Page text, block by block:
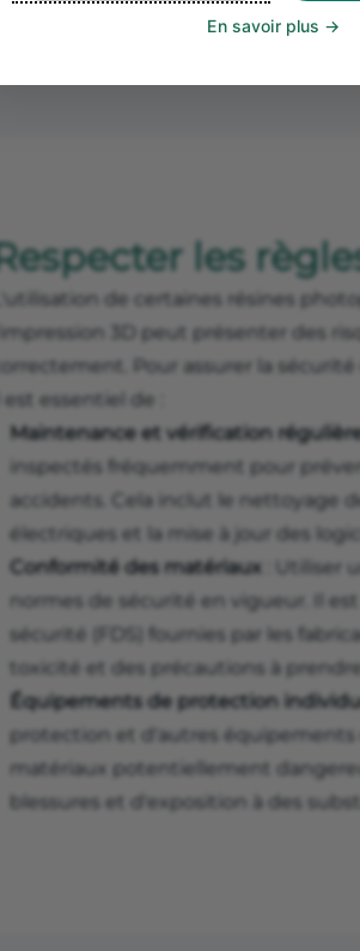
En savoir plus
les
de certaines résines
3D peut présenter des
Pour assurer la
est essentiel de :
Maintenance et vérification
inspectés fréquemment pour
accidents. Cela inclut le nettoyage
électriques et la mise à jour des
Conformité des matériaux : Utiliser
normes de sécurité en vigueur. Il
sécurité (FDS) fournies par les
toxicité et des précautions à prendre.
Équipements de protection
protection et d'autres équipements
matériaux potentiellement
blessures et d'exposition à des